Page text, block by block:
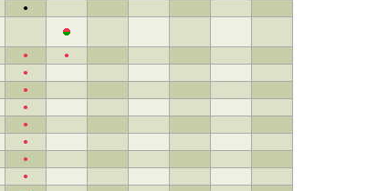
●
●
●
●
●
●
●
●
●
●